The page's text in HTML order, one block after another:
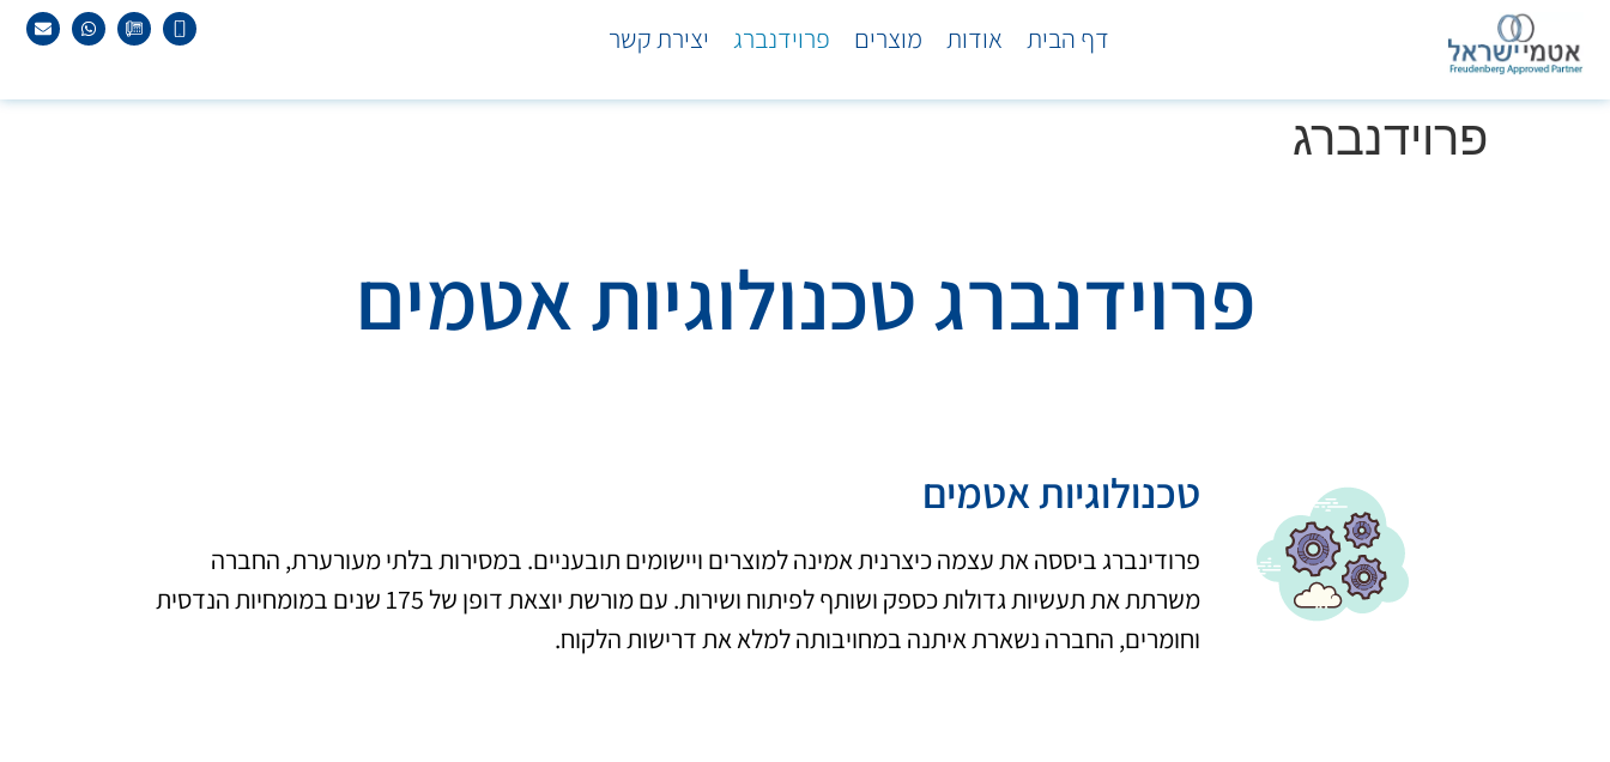
דף הבית אודות מוצרים פרוידנברג יצירת קשר
פרוידנברג
פרוידנברג טכנולוגיות אטמים
טכנולוגיות אטמים
פרודינברג ביססה את עצמה כיצרנית אמינה למוצרים ויישומים תובעניים. במסירות בלתי מעורערת, החברה
משרתת את תעשיות גדולות כספק ושותף לפיתוח ושירות. עם מורשת יוצאת דופן של 175 שנים במומחיות הנדסית
וחומרים, החברה נשארת איתנה במחויבותה למלא את דרישות הלקוח.